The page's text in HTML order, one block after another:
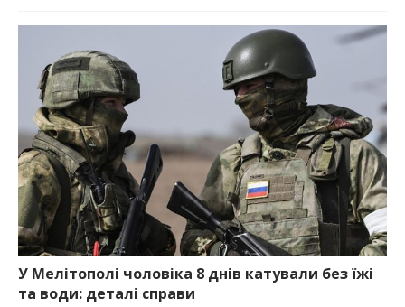
У Мелітополі чоловіка 8 днів катували без їжі
та води: деталі справи